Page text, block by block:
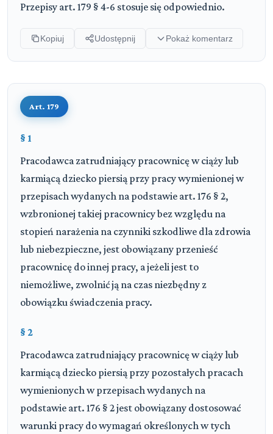
Przepisy art. 179 § 4-6 stosuje się odpowiednio.
Kopiuj Udostępnij Pokaż komentarz
Art. 179
§ 1
Pracodawca zatrudniający pracownicę w ciąży lub
karmiącą dziecko piersią przy pracy wymienionej w
przepisach wydanych na podstawie art. 176 § 2,
wzbronionej takiej pracownicy bez względu na
stopień narażenia na czynniki szkodliwe dla zdrowia
lub niebezpieczne, jest obowiązany przenieść
pracownicę do innej pracy, a jeżeli jest to
niemożliwe, zwolnić ją na czas niezbędny z
obowiązku świadczenia pracy.
§ 2
Pracodawca zatrudniający pracownicę w ciąży lub
karmiącą dziecko piersią przy pozostałych pracach
wymienionych w przepisach wydanych na
podstawie art. 176 § 2 jest obowiązany dostosować
warunki pracy do wymagań określonych w tych